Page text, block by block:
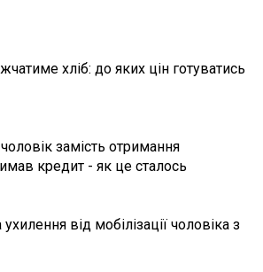
хліб: до яких цін готуватись
замість отримання
кредит - як це сталось
від мобілізації чоловіка з